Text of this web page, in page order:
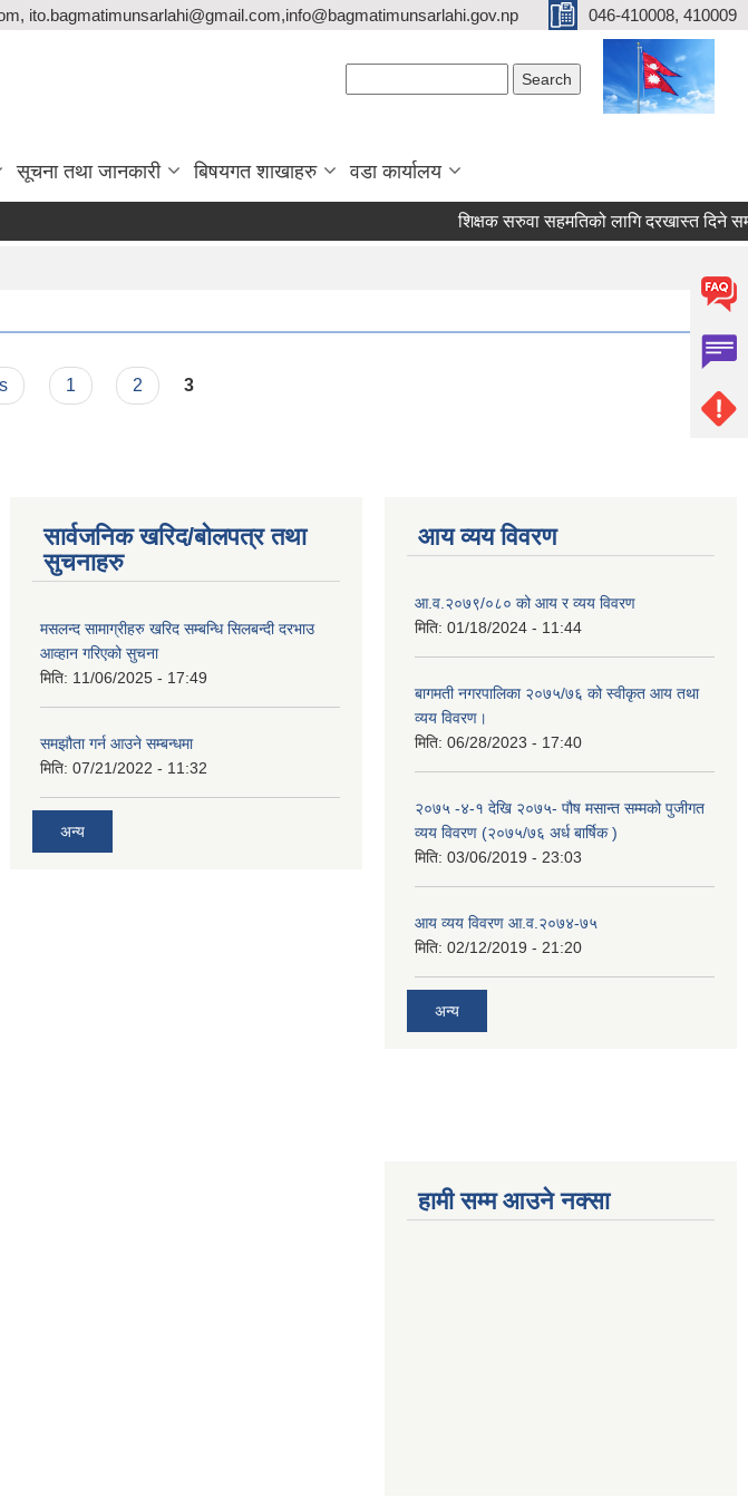
ito.bagmatimunsarlahi@gmail.com,info@bagmatimunsarlahi.gov.np 046-410008, 410009
सूचना तथा जानकारी बिषयगत शाखाहरु वडा कार्यालय
शिक्षक सरुवा सहमतिको लागि दरखास्त
1 2 3
सार्वजनिक खरिद/बोलपत्र तथा
सुचनाहरु
मसलन्द सामाग्रीहरु खरिद सम्बन्धि सिलबन्दी दरभाउ
आव्हान गरिएको सुचना
मिति: 11/06/2025 - 17:49
समझौता गर्न आउने सम्बन्धमा
मिति: 07/21/2022 - 11:32
अन्य
आय व्यय विवरण
आ.व.२०७९/०८० को आय र व्यय विवरण
मिति: 01/18/2024 - 11:44
बागमती नगरपालिका २०७५/७६ को स्वीकृत आय तथा
व्यय विवरण।
मिति: 06/28/2023 - 17:40
२०७५ -४-१ देखि २०७५- पौष मसान्त सम्मको पुजीगत
व्यय विवरण (२०७५/७६ अर्ध बार्षिक )
मिति: 03/06/2019 - 23:03
आय व्यय विवरण आ.व.२०७४-७५
मिति: 02/12/2019 - 21:20
अन्य
हामी सम्म आउने नक्सा